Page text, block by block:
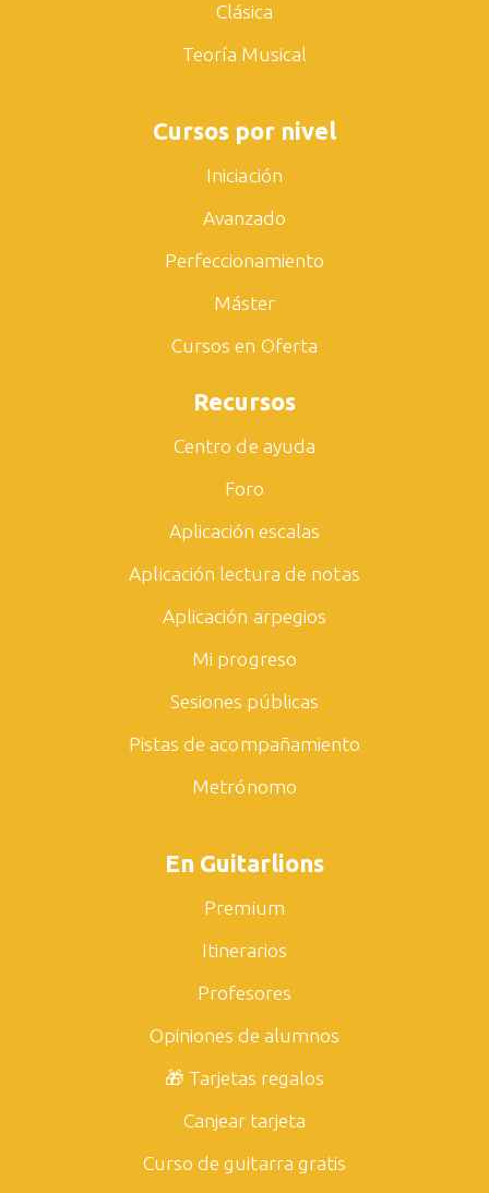
Clásica
Teoría Musical
Cursos por nivel
Iniciación
Avanzado
Perfeccionamiento
Máster
Cursos en Oferta
Recursos
Centro de ayuda
Foro
Aplicación escalas
Aplicación lectura de notas
Aplicación arpegios
Mi progreso
Sesiones públicas
Pistas de acompañamiento
Metrónomo
En Guitarlions
Premium
Itinerarios
Profesores
Opiniones de alumnos
🎁 Tarjetas regalos
Canjear tarjeta
Curso de guitarra gratis